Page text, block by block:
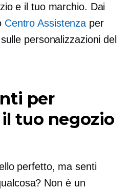
e il tuo marchio. Dai
Centro Assistenza per
personalizzazioni del
per
tuo negozio
perfetto, ma senti
Non è un